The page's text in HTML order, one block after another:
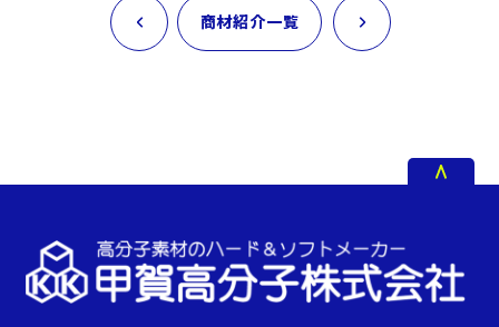
商材紹介一覧